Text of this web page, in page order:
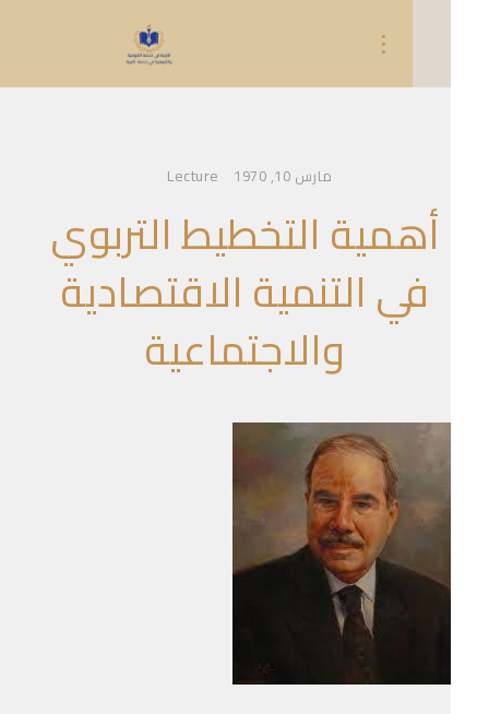
مارس 10, 1970 Lecture
أهمية التخطيط التربوي
في التنمية الاقتصادية
والاجتماعية